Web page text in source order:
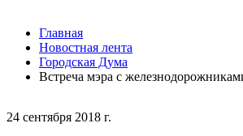
24 сентября 2018 г.
Главная
Новостная лента
Городская Дума
Встреча мэра с